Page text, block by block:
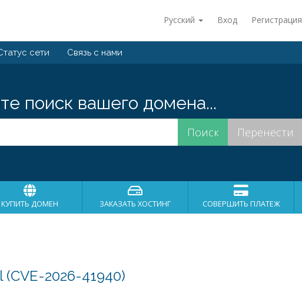
Русский Вход Регистрация
сети Связь с нами
поиск вашего домена...
КУПИТЬ ДОМЕН ЗАКАЗАТЬ ХОСТИНГ СОВЕРШИТЬ ПЛАТЕЖ
2026-41940)